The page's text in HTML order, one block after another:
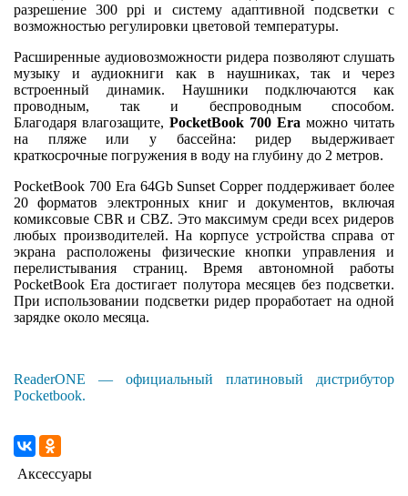
разрешение 300 ppi и систему адаптивной подсветки с
возможностью регулировки цветовой температуры.
Расширенные аудиовозможности ридера позволяют слушать
музыку и аудиокниги как в наушниках, так и через
встроенный динамик. Наушники подключаются как
проводным, так и беспроводным способом.
Благодаря влагозащите, PocketBook 700 Era можно читать
на пляже или у бассейна: ридер выдерживает
краткосрочные погружения в воду на глубину до 2 метров.
PocketBook 700 Era 64Gb Sunset Copper поддерживает более
20 форматов электронных книг и документов, включая
комиксовые CBR и CBZ. Это максимум среди всех ридеров
любых производителей. На корпусе устройства справа от
экрана расположены физические кнопки управления и
перелистывания страниц. Время автономной работы
PocketBook Era достигает полутора месяцев без подсветки.
При использовании подсветки ридер проработает на одной
зарядке около месяца.
ReaderONE — официальный платиновый дистрибутор
Pocketbook.
Аксессуары